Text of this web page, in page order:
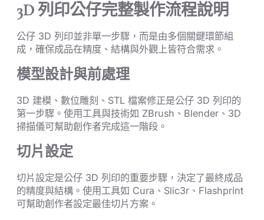
3D 列印公仔完整製作流程說明
公仔 3D 列印並非單一步驟，而是由多個關鍵環節組
成，確保成品在精度、結構與外觀上皆符合需求。
模型設計與前處理
3D 建模、數位雕刻、STL 檔案修正是公仔 3D 列印的
第一步驟。使用工具與技術如 ZBrush、Blender、3D
掃描儀可幫助創作者完成這一階段。
切片設定
切片設定是公仔 3D 列印的重要步驟，決定了最終成品
的精度與結構。使用工具如 Cura、Slic3r、Flashprint
可幫助創作者設定最佳切片方案。